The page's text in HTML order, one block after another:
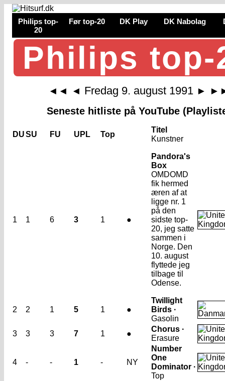
Philips top-
20
Før top-20 DK Play DK Nabolag
Philips top-
◄◄ ◄ Fredag 9. august 1991 ►
Seneste hitliste på YouTube
DUSU FU UPL Top
Titel
Kunstner
1 1 6 3 1 ●
Pandora's
Box
OMDOMD
fik hermed
æren af at
ligge nr. 1
på den
sidste top-
20, jeg satte
sammen i
Norge. Den
10. august
flyttede jeg
tilbage til
Odense.
2 2 1 5 1 ●
Twillight
Birds ·
Gasolin
3
3 3 7 1 ●
Chorus ·
Erasure
4 - - 1 - NY
Number
One
Dominator ·
Top